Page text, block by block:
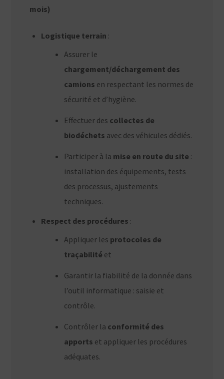
mois)
Logistique terrain :
Assurer le
chargement/déchargement des
camions en respectant les normes de
sécurité et d’hygiène.
Effectuer des collectes de
biodéchets avec des véhicules dédiés.
Participer à la mise en route du site :
installation des équipements, tests
des processus, ajustements
techniques.
Respect des procédures :
Appliquer les protocoles de
traçabilité et
Garantir la fiabilité de la donnée dans
l’outil informatique : saisie et
contrôle.
Contrôler la conformité des
apports et appliquer les procédures
adéquates.